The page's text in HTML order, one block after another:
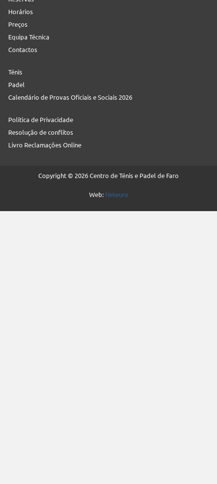
Horários
Preços
Equipa Técnica
Contactos
Ténis
Padel
Calendário de Provas Oficiais e Sociais 2026
Política de Privacidade
Resolução de conflitos
Livro Reclamações Online
Copyright © 2026 Centro de Ténis e Padel de Faro
Web: Neteuro